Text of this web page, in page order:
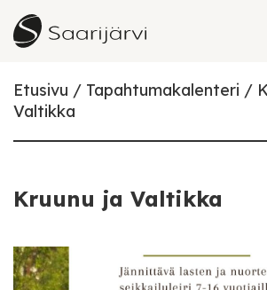
Skip to content
Etusivu Tapahtumakalenteri
Valtikka
Kruunu ja Valtikka